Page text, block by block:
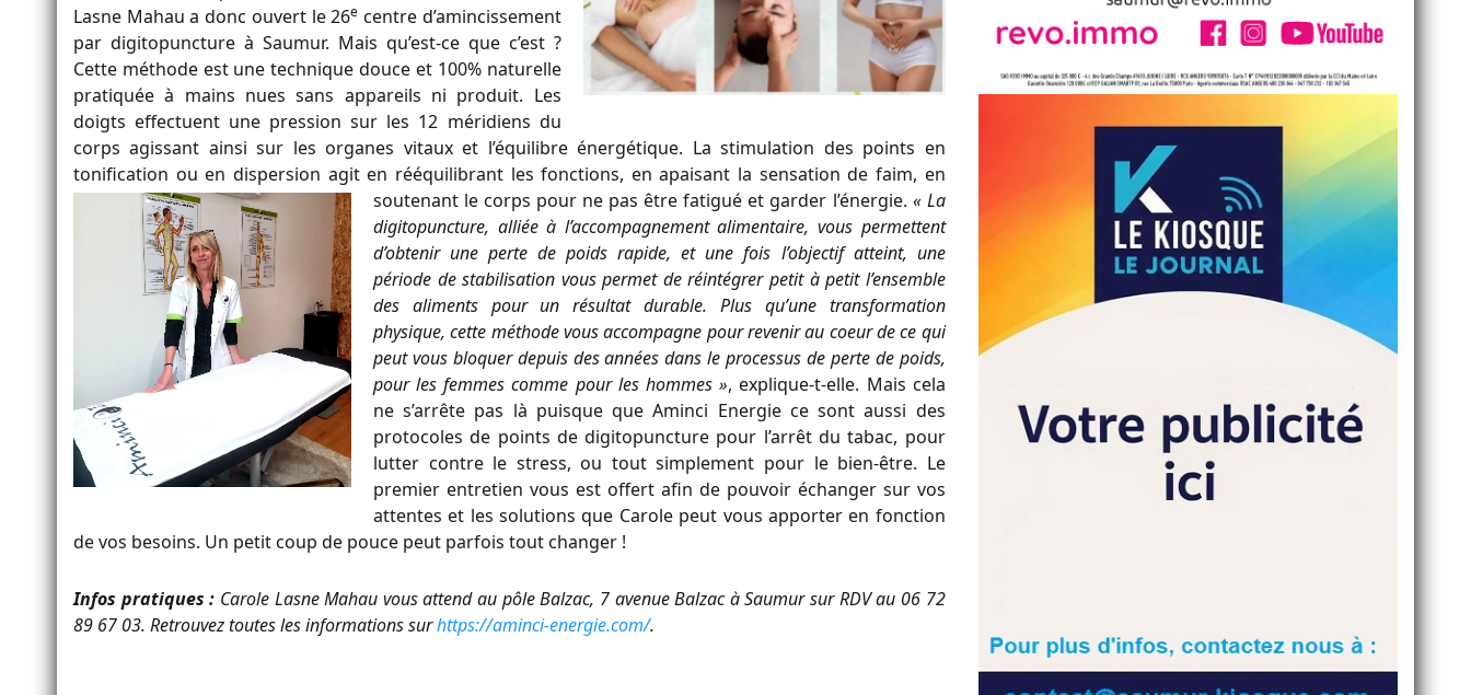
Lasne Mahau a donc ouvert le 26e centre d’amincissement
par digitopuncture à Saumur. Mais qu’est-ce que c’est ?
Cette méthode est une technique douce et 100% naturelle
pratiquée à mains nues sans appareils ni produit. Les
doigts effectuent une pression sur les 12 méridiens du
corps agissant ainsi sur les organes vitaux et l’équilibre énergétique. La stimulation des points en
tonification ou en dispersion agit en rééquilibrant les fonctions, en apaisant la sensation de faim, en
soutenant le corps pour ne pas être fatigué et garder l’énergie. « La
digitopuncture, alliée à l’accompagnement alimentaire, vous permettent
d’obtenir une perte de poids rapide, et une fois l’objectif atteint, une
période de stabilisation vous permet de réintégrer petit à petit l’ensemble
des aliments pour un résultat durable. Plus qu’une transformation
physique, cette méthode vous accompagne pour revenir au coeur de ce qui
peut vous bloquer depuis des années dans le processus de perte de poids,
pour les femmes comme pour les hommes », explique-t-elle. Mais cela
ne s’arrête pas là puisque que Aminci Energie ce sont aussi des
protocoles de points de digitopuncture pour l’arrêt du tabac, pour
lutter contre le stress, ou tout simplement pour le bien-être. Le
premier entretien vous est offert afin de pouvoir échanger sur vos
attentes et les solutions que Carole peut vous apporter en fonction
de vos besoins. Un petit coup de pouce peut parfois tout changer !
Infos pratiques : Carole Lasne Mahau vous attend au pôle Balzac, 7 avenue Balzac à Saumur sur RDV au 06 72
89 67 03. Retrouvez toutes les informations surhttps://aminci-energie.com/.